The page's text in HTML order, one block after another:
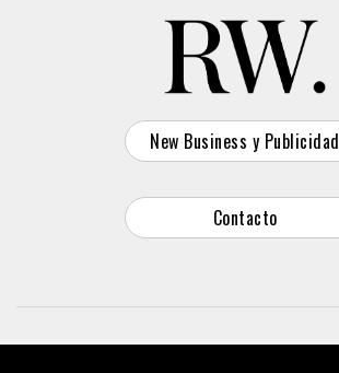
New Business y Publicidad
Contacto
© 2026 Reason Why